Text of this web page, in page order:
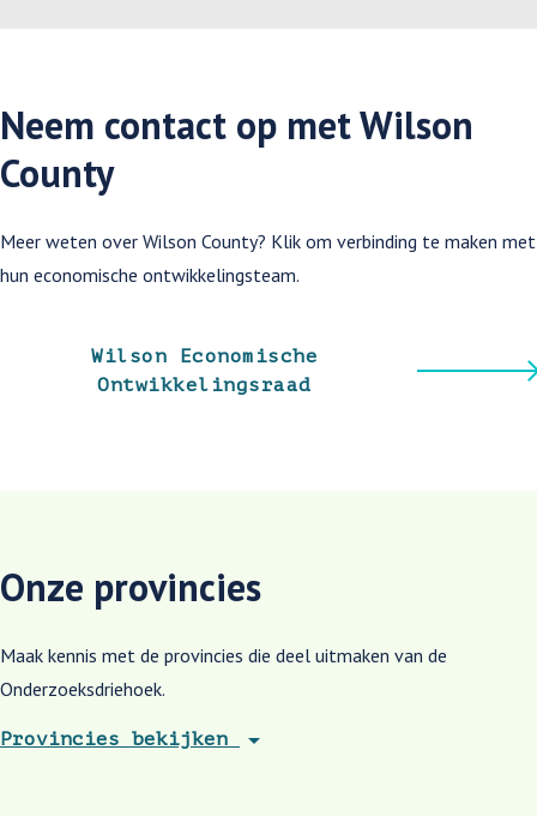
Neem contact op met Wilson
County
Meer weten over Wilson County? Klik om verbinding te maken met
hun economische ontwikkelingsteam.
Wilson Economische
Ontwikkelingsraad
Onze provincies
Maak kennis met de provincies die deel uitmaken van de
Onderzoeksdriehoek.
Provincies bekijken arrow_drop_down